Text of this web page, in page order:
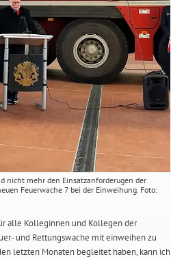
nicht mehr den Einsatzanforderugen der
Feuerwache 7 bei der Einweihung. Foto:
alle Kolleginnen und Kollegen der
und Rettungswache mit einweihen zu
letzten Monaten begleitet haben, kann ich